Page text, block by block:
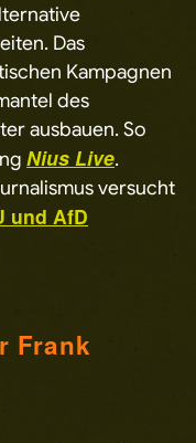
Das
Kampagnen
des
ausbauen. So
Nius Live.
versucht
und AfD
Frank